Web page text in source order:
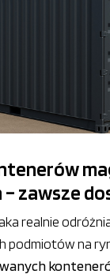
zawsze
realnie
podmiotów na